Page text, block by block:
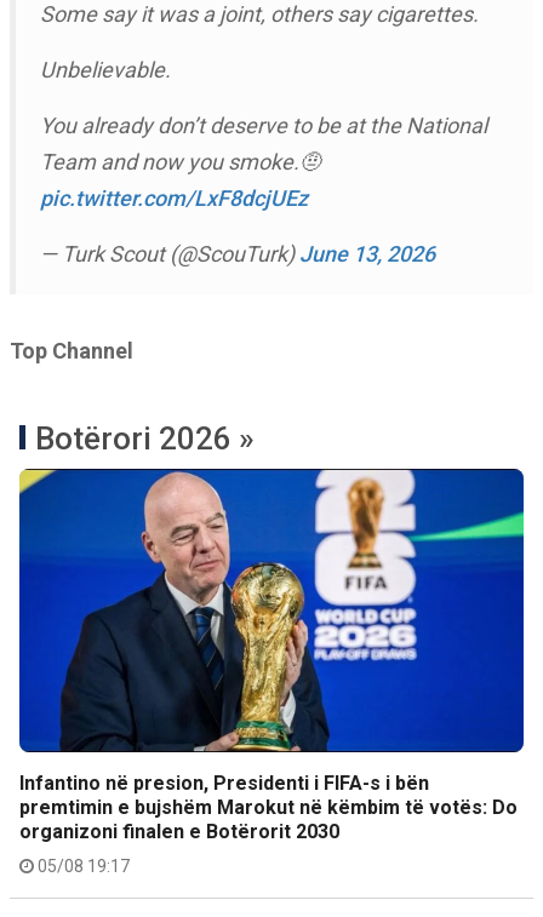
Some say it was a joint, others say cigarettes.
Unbelievable.
You already don’t deserve to be at the National
Team and now you smoke.🤨
pic.twitter.com/LxF8dcjUEz
— Turk Scout (@ScouTurk)June 13, 2026
Top Channel
Botërori 2026 »
Infantino në presion, Presidenti i FIFA-s i bën
premtimin e bujshëm Marokut në këmbim të votës: Do
organizoni finalen e Botërorit 2030
05/08 19:17